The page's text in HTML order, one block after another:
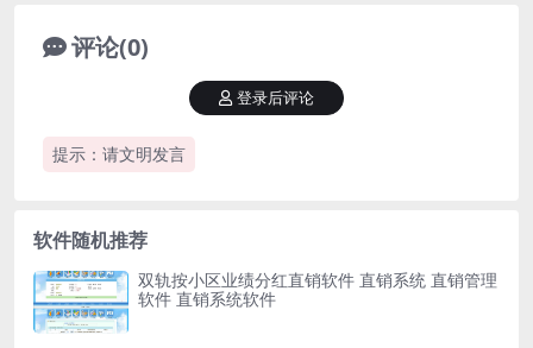
评论(0)
提示：请文明发言
登录后评论
软件随机推荐
双轨按小区业绩分红直销软件 直销系统 直销管理
软件 直销系统软件